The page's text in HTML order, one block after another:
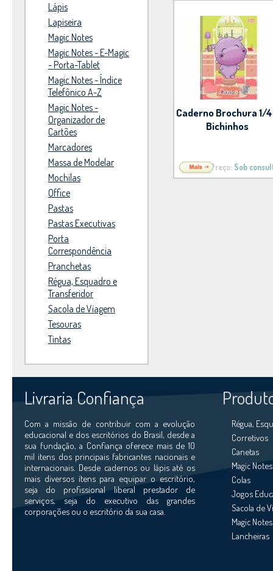
Lápis
Lapiseira
Magic Notes
Magic Notes - E-Magic
- Porta-Tablet
Magic Notes - Índice
Telefônico A-Z
Magic Notes -
Organizador de
Cartões
Marcadores
Massa de Modelar
Mochilas
Office
Pastas
Pastas Executivas
Porta
Correspondência
Pranchetas
Régua, Esquadro e
Transferidor
Sacola de Viagem
Tesouras
Tintas
Caderno Brochura 1/
Bichinhos
Preço: Sob
Livraria Confiança
Com a missão de contribuir com a evolução
educacional e dos escritórios do Brasil, desde a
sua fundação, a Confiança oferece mais de 10
mil itens dos principais fabricantes nacionais e
internacionais. Desde cadernos ou lápis até os
mais diversos ítens para equipar o escritório,
seja do profissional liberal prestador de
serviços, seja do executivo das grandes
corporações ou o escritório da sua casa.
Régua,
Corretivos
Canetas
Magic
Colas
Jogos
Sacola de
Magic
Lancheiras